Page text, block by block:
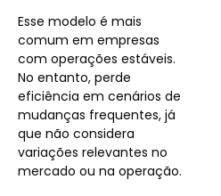
Esse modelo é mais
comum em empresas
com operações estáveis.
No entanto, perde
eficiência em cenários de
mudanças frequentes, já
que não considera
variações relevantes no
mercado ou na operação.